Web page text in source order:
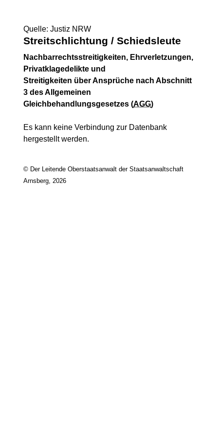
Quelle: Justiz NRW
Streitschlichtung / Schiedsleute
Nachbarrechtsstreitigkeiten, Ehrverletzungen,
Privatklagedelikte und
Streitigkeiten über Ansprüche nach Abschnitt
3 des Allgemeinen
Gleichbehandlungsgesetzes (AGG)
Es kann keine Verbindung zur Datenbank
hergestellt werden.
© Der Leitende Oberstaatsanwalt der Staatsanwaltschaft
Arnsberg, 2026